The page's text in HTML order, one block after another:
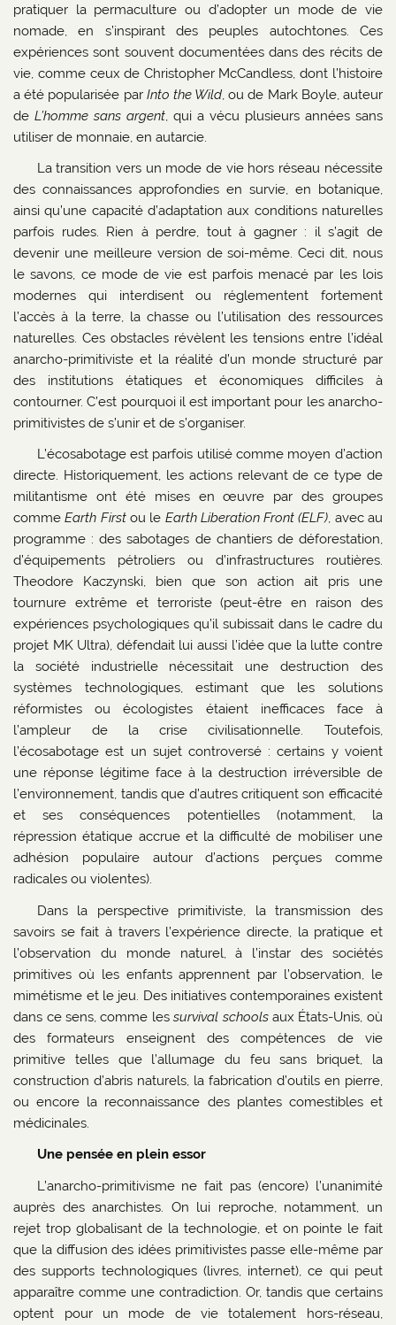
pratiquer la permaculture ou d’adopter un mode de vie
nomade, en s’inspirant des peuples autochtones. Ces
expériences sont souvent documentées dans des récits de
vie, comme ceux de Christopher McCandless, dont l’histoire
a été popularisée par Into the Wild , ou de Mark Boyle, auteur
deL’homme sans argent , qui a vécu plusieurs années sans
utiliser de monnaie, en autarcie.
La transition vers un mode de vie hors réseau nécessite
des connaissances approfondies en survie, en botanique,
ainsi qu’une capacité d’adaptation aux conditions naturelles
parfois rudes. Rien à perdre, tout à gagner : il s’agit de
devenir une meilleure version de soi-même. Ceci dit, nous
le savons, ce mode de vie est parfois menacé par les lois
modernes qui interdisent ou réglementent fortement
l’accès à la terre, la chasse ou l’utilisation des ressources
naturelles. Ces obstacles révèlent les tensions entre l’idéal
anarcho-primitiviste et la réalité d’un monde structuré par
des institutions étatiques et économiques difficiles à
contourner. C’est pourquoi il est important pour les anarcho-
primitivistes de s’unir et de s’organiser.
L’écosabotage est parfois utilisé comme moyen d’action
directe. Historiquement, les actions relevant de ce type de
militantisme ont été mises en œuvre par des groupes
commeEarth First ou le Earth Liberation Front (ELF), avec au
programme : des sabotages de chantiers de déforestation,
d’équipements pétroliers ou d’infrastructures routières.
Theodore Kaczynski, bien que son action ait pris une
tournure extrême et terroriste (peut-être en raison des
expériences psychologiques qu’il subissait dans le cadre du
projet MK Ultra), défendait lui aussi l’idée que la lutte contre
la société industrielle nécessitait une destruction des
systèmes technologiques, estimant que les solutions
réformistes ou écologistes étaient inefficaces face à
l’ampleur de la crise civilisationnelle. Toutefois,
l’écosabotage est un sujet controversé : certains y voient
une réponse légitime face à la destruction irréversible de
l’environnement, tandis que d’autres critiquent son efficacité
et ses conséquences potentielles (notamment, la
répression étatique accrue et la difficulté de mobiliser une
adhésion populaire autour d’actions perçues comme
radicales ou violentes).
Dans la perspective primitiviste, la transmission des
savoirs se fait à travers l’expérience directe, la pratique et
l’observation du monde naturel, à l’instar des sociétés
primitives où les enfants apprennent par l’observation, le
mimétisme et le jeu. Des initiatives contemporaines existent
dans ce sens, comme lessurvival schoolsaux États-Unis, où
des formateurs enseignent des compétences de vie
primitive telles que l’allumage du feu sans briquet, la
construction d’abris naturels, la fabrication d’outils en pierre,
ou encore la reconnaissance des plantes comestibles et
médicinales.
Une pensée en plein essor
L’anarcho-primitivisme ne fait pas (encore) l’unanimité
auprès des anarchistes. On lui reproche, notamment, un
rejet trop globalisant de la technologie, et on pointe le fait
que la diffusion des idées primitivistes passe elle-même par
des supports technologiques (livres, internet), ce qui peut
apparaître comme une contradiction. Or, tandis que certains
optent pour un mode de vie totalement hors-réseau,